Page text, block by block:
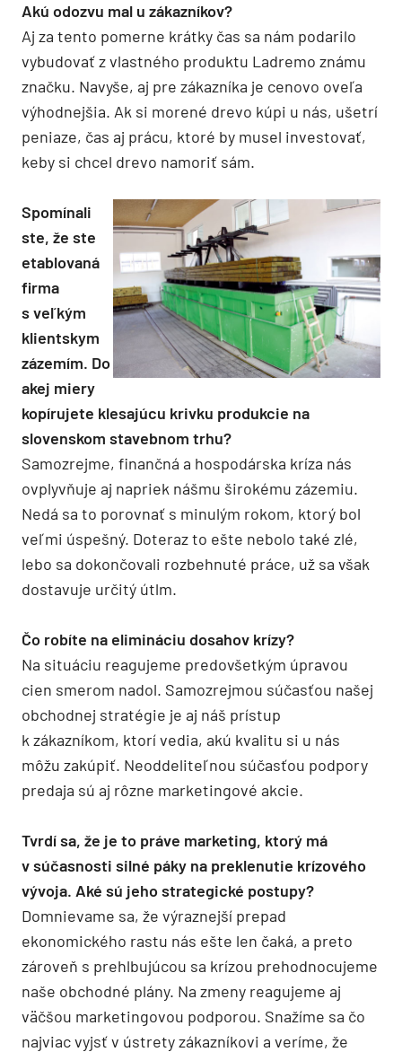
Akú odozvu mal u zákazníkov?
Aj za tento pomerne krátky čas sa nám podarilo
vybudovať z vlastného produktu Ladremo známu
značku. Navyše, aj pre zákazníka je cenovo oveľa
výhodnejšia. Ak si morené drevo kúpi u nás, ušetrí
peniaze, čas aj prácu, ktoré by musel investovať,
keby si chcel drevo namoriť sám.
Spomínali
ste, že ste
etablovaná
firma
s veľkým
klientskym
zázemím. Do
akej miery
kopírujete klesajúcu krivku produkcie na
slovenskom stavebnom trhu?
Samozrejme, finančná a hospodárska kríza nás
ovplyvňuje aj napriek nášmu širokému zázemiu.
Nedá sa to porovnať s minulým rokom, ktorý bol
veľmi úspešný. Doteraz to ešte nebolo také zlé,
lebo sa dokončovali rozbehnuté práce, už sa však
dostavuje určitý útlm.
Čo robíte na elimináciu dosahov krízy?
Na situáciu reagujeme predovšetkým úpravou
cien smerom nadol. Samozrejmou súčasťou našej
obchodnej stratégie je aj náš prístup
k zákazníkom, ktorí vedia, akú kvalitu si u nás
môžu zakúpiť. Neoddeliteľnou súčasťou podpory
predaja sú aj rôzne marketingové akcie.
Tvrdí sa, že je to práve marketing, ktorý má
v súčasnosti silné páky na preklenutie krízového
vývoja. Aké sú jeho strategické postupy?
Domnievame sa, že výraznejší prepad
ekonomického rastu nás ešte len čaká, a preto
zároveň s prehlbujúcou sa krízou prehodnocujeme
naše obchodné plány. Na zmeny reagujeme aj
väčšou marketingovou podporou. Snažíme sa čo
najviac vyjsť v ústrety zákazníkovi a veríme, že